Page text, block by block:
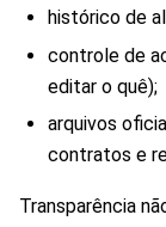
histórico de
controle de
editar o quê);
arquivos
contratos e
Transparência